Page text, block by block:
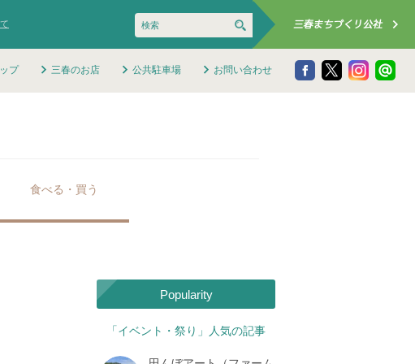
プ 三春のお店 公共駐車場 お問い合わせ
食べる・買う
Popularity
「イベント・祭り」人気の記事